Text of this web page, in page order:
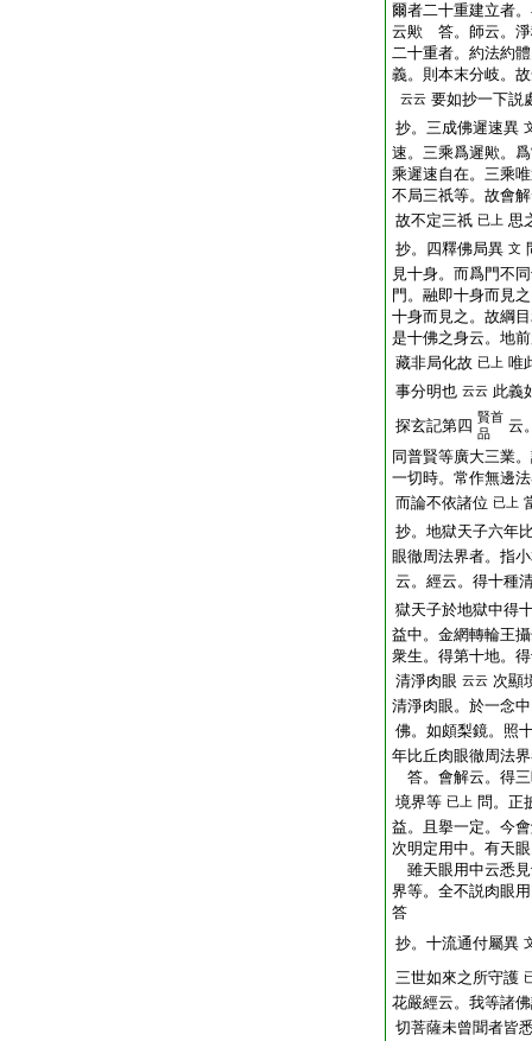
爾者二十重建立者
云歟 答。師云。淨
二十重者。約法約
義。則本末分岐。
云云 要如抄一下説
抄。三成佛遲速異
速。三乘爲遲歟。
乘遲速自在。三乘
不局三祇等。故會
故不定三祇 已上 思
抄。四釋佛局異 文
見十身。而爲門不
門。融即十身而見
十身而見之。故綱
是十佛之身云。地
藏非局化故 已上 唯
事分明也 云云 此義
探玄記第四 賢首
品
云
同普賢等廣大三業
一切時。常作無邊
而論不依諸位 已上
抄。地獄天子六年
眼徹周法界者。指
云。經云。得十種
獄天子於地獄中得
益中。金網轉輪王
衆生。得第十地。
清淨肉眼 云云 次顯
清淨肉眼。於一念
佛。如頗梨鏡。照
年比丘肉眼徹周法
答。會解云。得
境界等 已上 問。正
益。且擧一定。今
次明定用中。有天
雖天眼用中云悉
界等。全不説肉眼
答
抄。十流通付屬異
三世如來之所守護
花嚴經云。我等諸
切菩薩未曾聞者皆